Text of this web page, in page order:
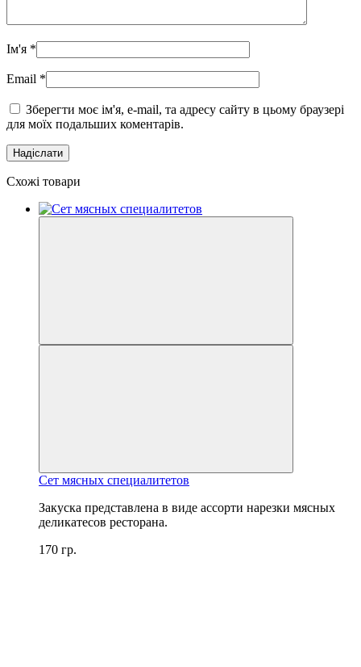
Ім'я *
Email *
Зберегти моє ім'я, e-mail, та адресу сайту в цьому браузері
для моїх подальших коментарів.
Схожі товари
Сет мясных специалитетов
Закуска представлена ​​в виде ассорти нарезки мясных
деликатесов ресторана.
170 гр.